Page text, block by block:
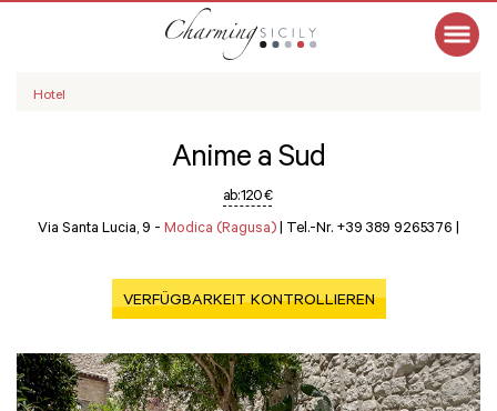
Hotel
Anime a Sud
ab:120 €
Via Santa Lucia, 9 - Modica (Ragusa) | Tel.-Nr. +39 389 9265376 |
VERFÜGBARKEIT KONTROLLIEREN